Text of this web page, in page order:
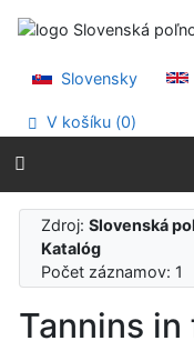
Prejsť na menu
Slovensky
V košíku (0)
Zdroj:Slovenská
Katalóg
Počet záznamov: 1
Tannins in